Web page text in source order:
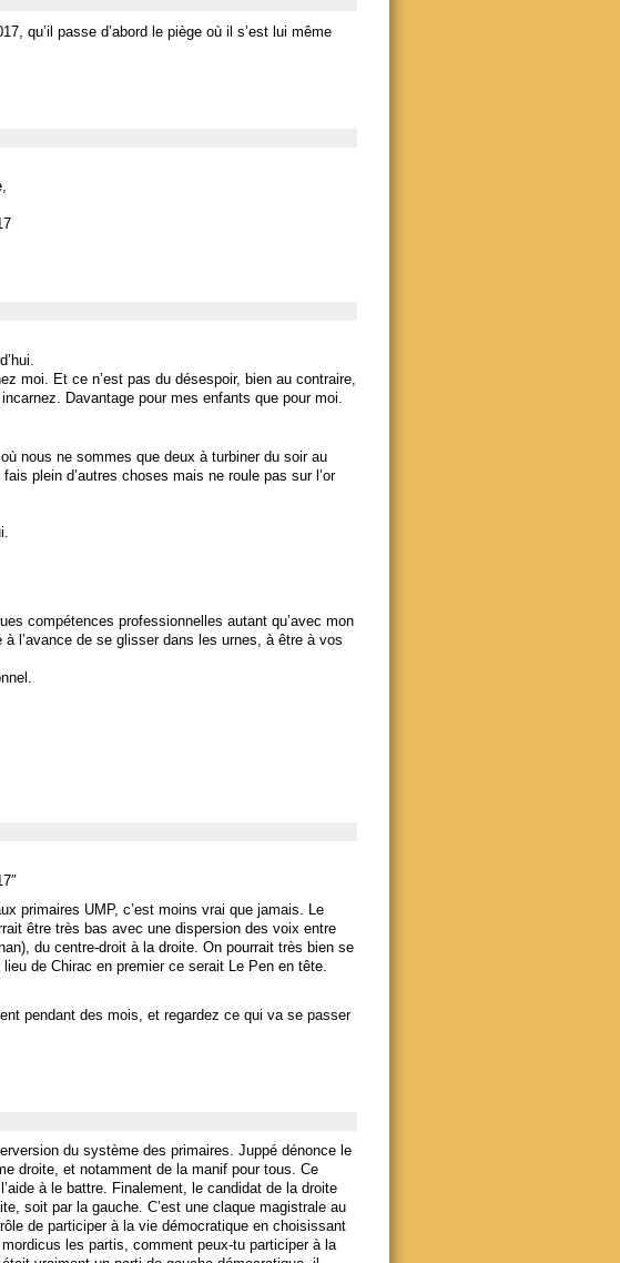
qu’il passe d’abord le piège où il s’est lui même
moi. Et ce n’est pas du désespoir, bien au contraire,
Davantage pour mes enfants que pour moi.
nous ne sommes que deux à turbiner du soir au
plein d’autres choses mais ne roule pas sur l’or
compétences professionnelles autant qu’avec mon
l’avance de se glisser dans les urnes, à être à vos
primaires UMP, c’est moins vrai que jamais. Le
être très bas avec une dispersion des voix entre
du centre-droit à la droite. On pourrait très bien se
de Chirac en premier ce serait Le Pen en tête.
pendant des mois, et regardez ce qui va se passer
du système des primaires. Juppé dénonce le
droite, et notamment de la manif pour tous. Ce
à le battre. Finalement, le candidat de la droite
soit par la gauche. C’est une claque magistrale au
de participer à la vie démocratique en choisissant
les partis, comment peux-tu participer à la